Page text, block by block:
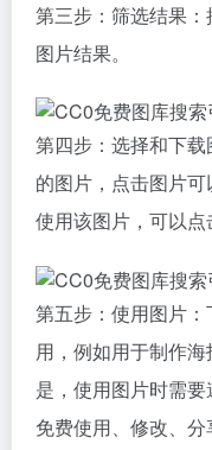
第三步：筛选结果
图片结果。
第四步：选择和下
的图片，点击图片
使用该图片，可以点
第五步：使用图片
用，例如用于制作
是，使用图片时需
免费使用、修改、